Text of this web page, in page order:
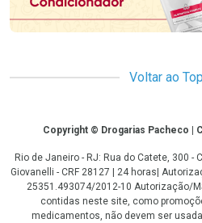
Voltar ao
CopyrightCopyright © Drogarias Pacheco |
Rio de Janeiro - RJ: Rua do Catete, 300 -
Giovanelli - CRF 28127 | 24 horas|
25351.493074/2012-10 Autorização/
contidas neste site, como
medicamentos, não devem ser